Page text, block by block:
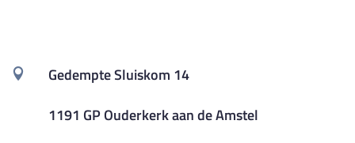
 Gedempte Sluiskom 14
1191 GP Ouderkerk aan de Amstel